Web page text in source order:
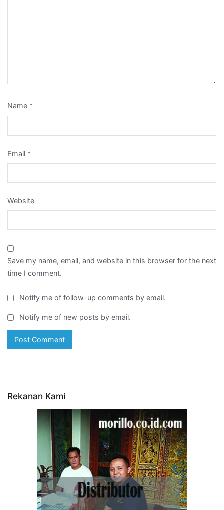
Name *
Email *
Website
Save my name, email, and website in this browser for the next
time I comment.
Notify me of follow-up comments by email.
Notify me of new posts by email.
Rekanan Kami